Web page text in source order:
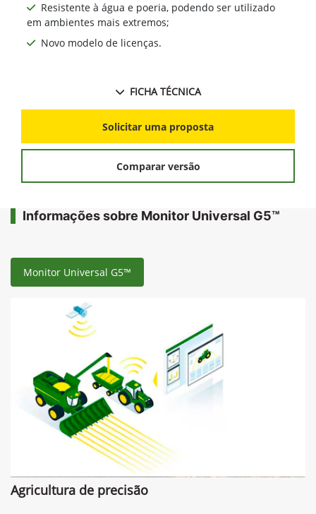
Resistente à água e poeria, podendo ser utilizado
em ambientes mais extremos;
Novo modelo de licenças.
FICHA TÉCNICA
Solicitar uma proposta
Comparar versão
Informações sobre Monitor Universal G5™
Monitor Universal G5™
Agricultura de precisão